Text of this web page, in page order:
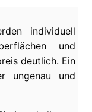
individuell
und
deutlich. Ein
ungenau und